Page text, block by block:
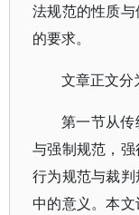
法规范的性质
的要求。
文章正文分
第一节从
与强制规范，
行为规范与裁
中的意义。本